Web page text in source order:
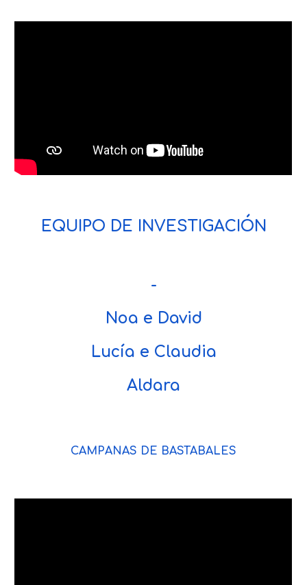
EQUIPO DE INVESTIGACIÓN
-
Noa e David
Lucía e Claudia
Aldara
CAMPANAS DE BASTABALES